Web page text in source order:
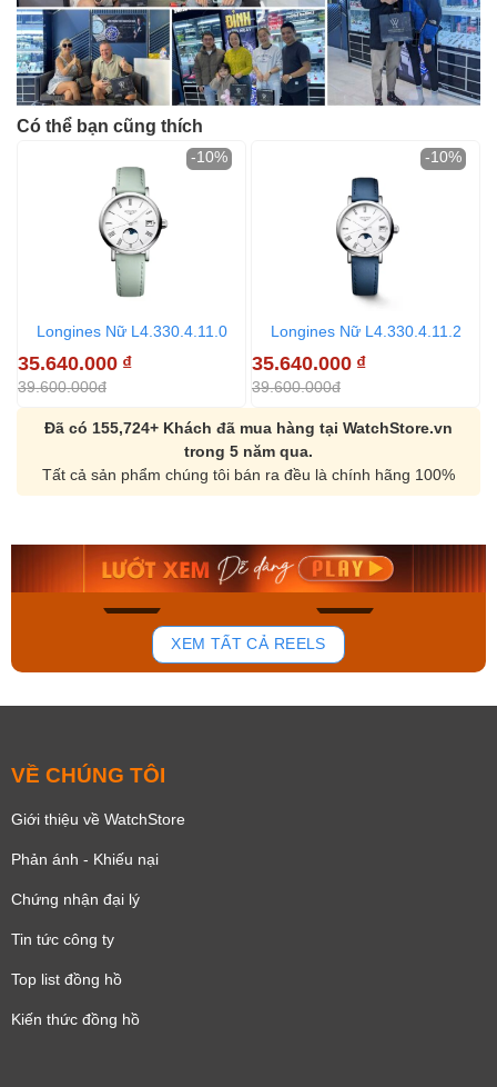
Có thể bạn cũng thích
Longines Nữ L4.330.4.11.0
35.640.000 ₫
39.600.000đ
-10%
Longines Nữ L4.330.4.11.2
35.640.000 ₫
39.600.000đ
-10%
Đã có 155,724+ Khách đã mua hàng tại WatchStore.vn
trong 5 năm qua.
Tất cả sản phẩm chúng tôi bán ra đều là chính hãng 100%
168
Orient Nam RA-
Mua ngay
Casio Nam MTS-
Mua ngay
XEM TẤT CẢ REELS
VỀ CHÚNG TÔI
Giới thiệu về WatchStore
Phản ánh - Khiếu nại
Chứng nhận đại lý
Tin tức công ty
Top list đồng hồ
Kiến thức đồng hồ